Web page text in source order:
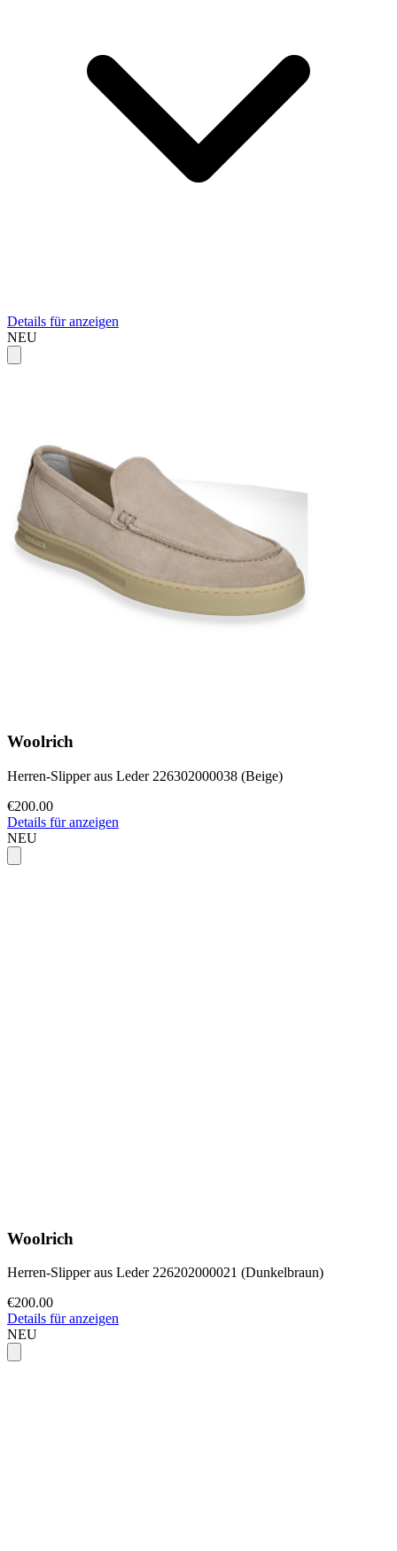
Details für anzeigen
NEU
Woolrich
Herren-Slipper aus Leder 226302000038 (Beige)
€200.00
Details für anzeigen
NEU
Woolrich
Herren-Slipper aus Leder 226202000021 (Dunkelbraun)
€200.00
Details für anzeigen
NEU